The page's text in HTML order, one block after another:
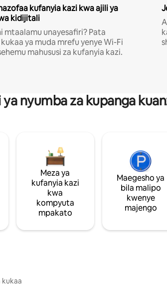
kufanyia kazi kwa ajili ya
kidijitali
mtaalamu unayesafiri? Pata
ya muda mrefu yenye Wi-Fi
mahususi za kufanyia kazi.
nyumba za kupanga
Meza ya
kufanyia kazi
kwa
kompyuta
mpakato
Maegesho ya
bila malipo
kwenye
majengo
kukaa